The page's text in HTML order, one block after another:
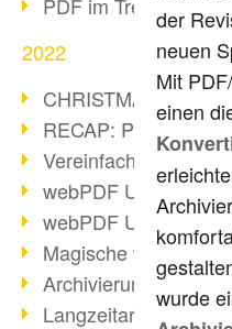
2022
CHRISTMAS 2022
RECAP: PDF Days
Vereinfachung
webPDF Update
webPDF Update
Magische webPDF
Archivierung:
Langzeitarchivierung
der
neuen
Mit
einen
wurde